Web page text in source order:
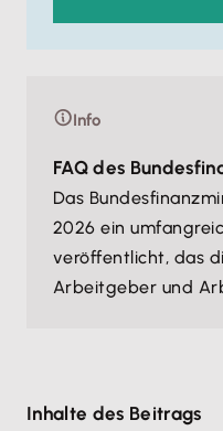
Info
FAQ des
Das
2026 ein
veröffentlicht, das
Arbeitgeber und
Inhalte des Beitrags